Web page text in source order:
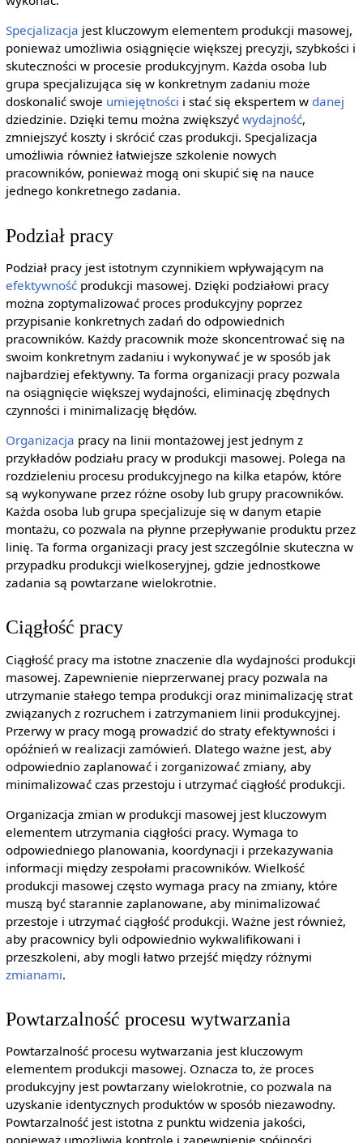
Specjalizacja jest kluczowym elementem produkcji masowej,
ponieważ umożliwia osiągnięcie większej precyzji, szybkości i
skuteczności w procesie produkcyjnym. Każda osoba lub
grupa specjalizująca się w konkretnym zadaniu może
doskonalić swoje umiejętności i stać się ekspertem w danej
dziedzinie. Dzięki temu można zwiększyć wydajność,
zmniejszyć koszty i skrócić czas produkcji. Specjalizacja
umożliwia również łatwiejsze szkolenie nowych
pracowników, ponieważ mogą oni skupić się na nauce
jednego konkretnego zadania.
Podział pracy
Podział pracy jest istotnym czynnikiem wpływającym na
efektywnośćprodukcji masowej. Dzięki podziałowi pracy
można zoptymalizować proces produkcyjny poprzez
przypisanie konkretnych zadań do odpowiednich
pracowników. Każdy pracownik może skoncentrować się na
swoim konkretnym zadaniu i wykonywać je w sposób jak
najbardziej efektywny. Ta forma organizacji pracy pozwala
na osiągnięcie większej wydajności, eliminację zbędnych
czynności i minimalizację błędów.
Organizacja pracy na linii montażowej jest jednym z
przykładów podziału pracy w produkcji masowej. Polega na
rozdzieleniu procesu produkcyjnego na kilka etapów, które
są wykonywane przez różne osoby lub grupy pracowników.
Każda osoba lub grupa specjalizuje się w danym etapie
montażu, co pozwala na płynne przepływanie produktu przez
linię. Ta forma organizacji pracy jest szczególnie skuteczna w
przypadku produkcji wielkoseryjnej, gdzie jednostkowe
zadania są powtarzane wielokrotnie.
Ciągłość pracy
Ciągłość pracy ma istotne znaczenie dla wydajności produkcji
masowej. Zapewnienie nieprzerwanej pracy pozwala na
utrzymanie stałego tempa produkcji oraz minimalizację strat
związanych z rozruchem i zatrzymaniem linii produkcyjnej.
Przerwy w pracy mogą prowadzić do straty efektywności i
opóźnień w realizacji zamówień. Dlatego ważne jest, aby
odpowiednio zaplanować i zorganizować zmiany, aby
minimalizować czas przestoju i utrzymać ciągłość produkcji.
Organizacja zmian w produkcji masowej jest kluczowym
elementem utrzymania ciągłości pracy. Wymaga to
odpowiedniego planowania, koordynacji i przekazywania
informacji między zespołami pracowników. Wielkość
produkcji masowej często wymaga pracy na zmiany, które
muszą być starannie zaplanowane, aby minimalizować
przestoje i utrzymać ciągłość produkcji. Ważne jest również,
aby pracownicy byli odpowiednio wykwalifikowani i
przeszkoleni, aby mogli łatwo przejść między różnymi
zmianami.
Powtarzalność procesu wytwarzania
Powtarzalność procesu wytwarzania jest kluczowym
elementem produkcji masowej. Oznacza to, że proces
produkcyjny jest powtarzany wielokrotnie, co pozwala na
uzyskanie identycznych produktów w sposób niezawodny.
Powtarzalność jest istotna z punktu widzenia jakości,